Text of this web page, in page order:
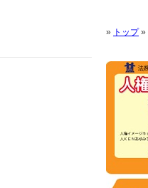
» トップ»